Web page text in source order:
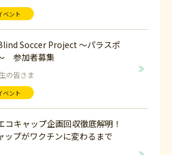
ベント
ベント
Soccer Project ～パラスポ
参加者募集
の皆さま
キャップ企画回収徹底解明！
ップがワクチンに変わるまで